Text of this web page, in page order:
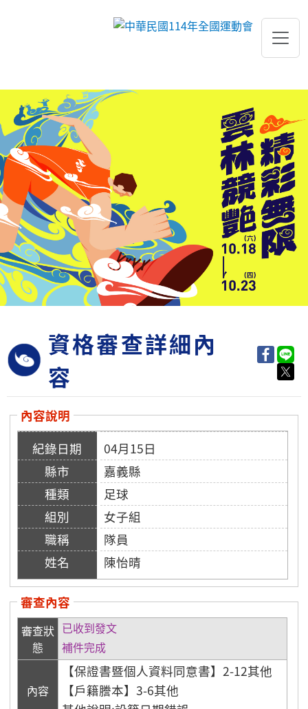
跳到主要內容
資格審查詳細內
容
內容說明
04月15日
嘉義縣
足球
女子組
隊員
陳怡晴
審查內容
審查狀
態
已收到發文
補件完成
內容
【保證書暨個人資料同意書】2-12其他
【戶籍謄本】3-6其他